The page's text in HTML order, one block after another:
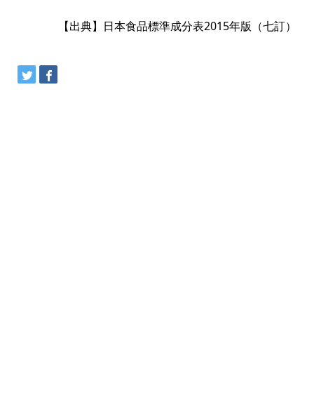
【出典】日本食品標準成分表2015年版（七訂）